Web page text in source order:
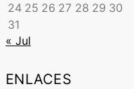
24 25 26 27 28 29 30
31
« Jul
ENLACES